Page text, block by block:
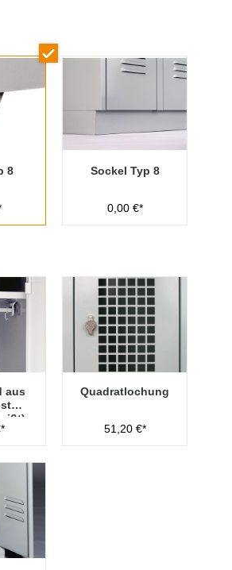
8 Sockel Typ 8
0,00 €*
aus
Quadratlochung
51,20 €*